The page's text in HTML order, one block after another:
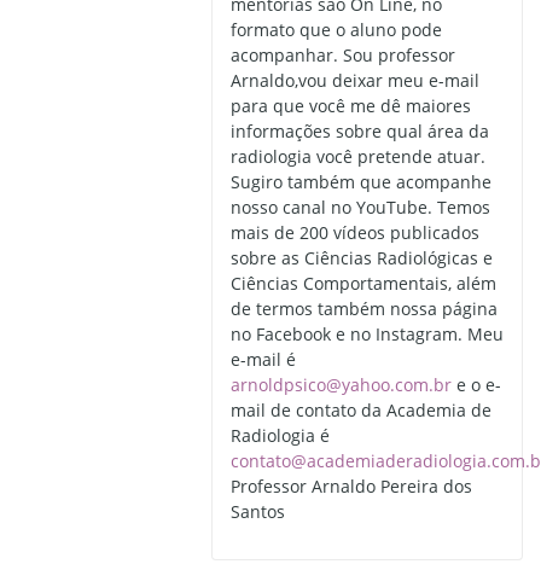
formato que o aluno pode
acompanhar. Sou professor
Arnaldo,vou deixar meu e-mail
para que você me dê maiores
informações sobre qual área da
radiologia você pretende atuar.
Sugiro também que acompanhe
nosso canal no YouTube. Temos
mais de 200 vídeos publicados
sobre as Ciências Radiológicas e
Ciências Comportamentais, além
de termos também nossa página
no Facebook e no Instagram. Meu
e-mail é
arnoldpsico@yahoo.com.br e o e-
mail de contato da Academia de
Radiologia é
Professor Arnaldo Pereira dos
Santos